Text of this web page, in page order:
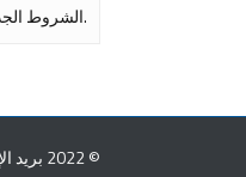
الشروط الجديدة. وسوف تكون مسئولاً عن مراجعة والاطلاع على هذه الشروط والبنود والإخطارات بشكل منتظم.
© 2022 بريد الإمارات، جميع الحقوق محفوظة